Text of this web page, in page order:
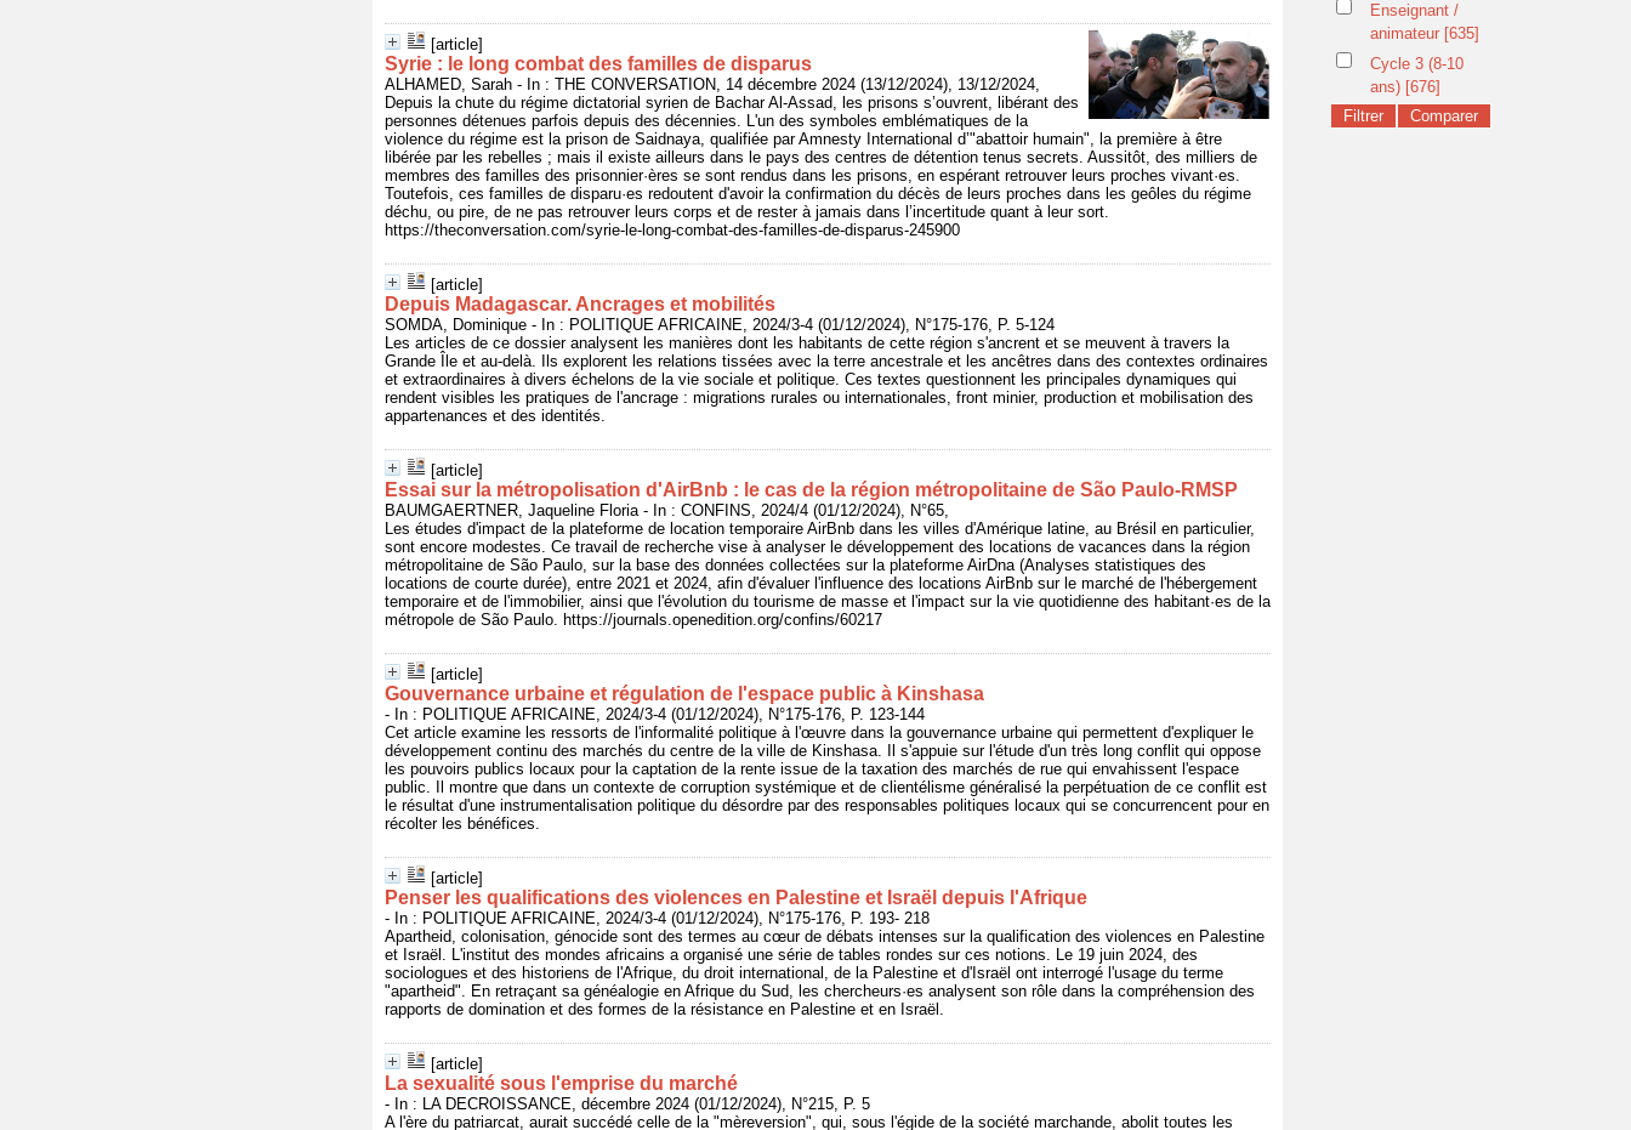
[article]
Syrie : le long combat des familles de disparus
ALHAMED, Sarah - In : THE CONVERSATION, 14 décembre 2024 (13/12/2024), 13/12/2024,
Depuis la chute du régime dictatorial syrien de Bachar Al-Assad, les prisons s’ouvrent, libérant des
personnes détenues parfois depuis des décennies. L'un des symboles emblématiques de la
violence du régime est la prison de Saidnaya, qualifiée par Amnesty International d’"abattoir humain", la première à être
libérée par les rebelles ; mais il existe ailleurs dans le pays des centres de détention tenus secrets. Aussitôt, des milliers de
membres des familles des prisonnier·ères se sont rendus dans les prisons, en espérant retrouver leurs proches vivant·es.
Toutefois, ces familles de disparu·es redoutent d'avoir la confirmation du décès de leurs proches dans les geôles du régime
déchu, ou pire, de ne pas retrouver leurs corps et de rester à jamais dans l’incertitude quant à leur sort.
https://theconversation.com/syrie-le-long-combat-des-familles-de-disparus-245900
[article]
Depuis Madagascar. Ancrages et mobilités
SOMDA, Dominique - In : POLITIQUE AFRICAINE, 2024/3-4 (01/12/2024), N°175-176, P. 5-124
Les articles de ce dossier analysent les manières dont les habitants de cette région s'ancrent et se meuvent à travers la
Grande Île et au-delà. Ils explorent les relations tissées avec la terre ancestrale et les ancêtres dans des contextes ordinaires
et extraordinaires à divers échelons de la vie sociale et politique. Ces textes questionnent les principales dynamiques qui
rendent visibles les pratiques de l'ancrage : migrations rurales ou internationales, front minier, production et mobilisation des
appartenances et des identités.
[article]
Essai sur la métropolisation d'AirBnb : le cas de la région métropolitaine de São Paulo-RMSP
BAUMGAERTNER, Jaqueline Floria - In : CONFINS, 2024/4 (01/12/2024), N°65,
Les études d'impact de la plateforme de location temporaire AirBnb dans les villes d'Amérique latine, au Brésil en particulier,
sont encore modestes. Ce travail de recherche vise à analyser le développement des locations de vacances dans la région
métropolitaine de São Paulo, sur la base des données collectées sur la plateforme AirDna (Analyses statistiques des
locations de courte durée), entre 2021 et 2024, afin d'évaluer l'influence des locations AirBnb sur le marché de l'hébergement
temporaire et de l'immobilier, ainsi que l'évolution du tourisme de masse et l'impact sur la vie quotidienne des habitant·es de la
métropole de São Paulo. https://journals.openedition.org/confins/60217
[article]
Gouvernance urbaine et régulation de l'espace public à Kinshasa
- In : POLITIQUE AFRICAINE, 2024/3-4 (01/12/2024), N°175-176, P. 123-144
Cet article examine les ressorts de l'informalité politique à l'œuvre dans la gouvernance urbaine qui permettent d'expliquer le
développement continu des marchés du centre de la ville de Kinshasa. Il s'appuie sur l'étude d'un très long conflit qui oppose
les pouvoirs publics locaux pour la captation de la rente issue de la taxation des marchés de rue qui envahissent l'espace
public. Il montre que dans un contexte de corruption systémique et de clientélisme généralisé la perpétuation de ce conflit est
le résultat d'une instrumentalisation politique du désordre par des responsables politiques locaux qui se concurrencent pour en
récolter les bénéfices.
[article]
Penser les qualifications des violences en Palestine et Israël depuis l'Afrique
- In : POLITIQUE AFRICAINE, 2024/3-4 (01/12/2024), N°175-176, P. 193- 218
Apartheid, colonisation, génocide sont des termes au cœur de débats intenses sur la qualification des violences en Palestine
et Israël. L'institut des mondes africains a organisé une série de tables rondes sur ces notions. Le 19 juin 2024, des
sociologues et des historiens de l'Afrique, du droit international, de la Palestine et d'Israël ont interrogé l'usage du terme
"apartheid". En retraçant sa généalogie en Afrique du Sud, les chercheurs·es analysent son rôle dans la compréhension des
rapports de domination et des formes de la résistance en Palestine et en Israël.
[article]
La sexualité sous l'emprise du marché
- In : LA DECROISSANCE, décembre 2024 (01/12/2024), N°215, P. 5
A l'ère du patriarcat, aurait succédé celle de la "mèreversion", qui, sous l'égide de la société marchande, abolit toutes les
Enseignant /
animateur [635]
Cycle 3 (8-10
ans) [676]